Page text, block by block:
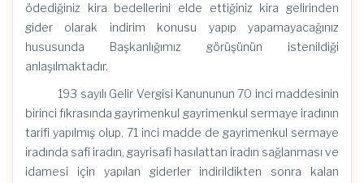
ödediğiniz kira bedellerini elde ettiğiniz kira gelirinden
gider olarak indirim konusu yapıp yapamayacağınız
hususunda Başkanlığımız görüşünün istenildiği
anlaşılmaktadır.
193 sayılı Gelir Vergisi Kanununun 70 inci maddesinin
birinci fıkrasında gayrimenkul gayrimenkul sermaye iradının
tarifi yapılmış olup, 71 inci madde de gayrimenkul sermaye
iradında safi iradın, gayrisafi hasılattan iradın sağlanması ve
idamesi için yapılan giderler indirildikten sonra kalan